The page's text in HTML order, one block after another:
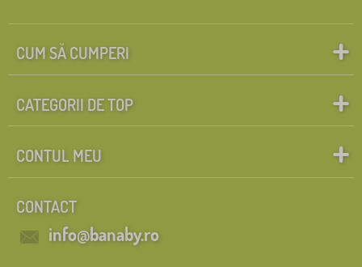
CUM SĂ CUMPERI
CATEGORII DE TOP
CONTUL MEU
CONTACT
info@banaby.ro